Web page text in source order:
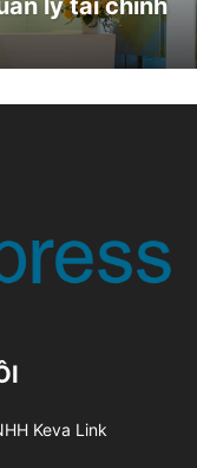
lý tài chính
Keva Link